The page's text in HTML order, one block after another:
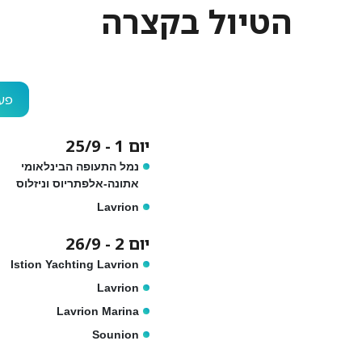
הטיול בקצרה
יום 1 - 25/9
נמל התעופה הבינלאומי
אתונה-אלפתריוס וניזלוס
Lavrion
יום 2 - 26/9
Istion Yachting Lavrion
Lavrion
Lavrion Marina
Sounion